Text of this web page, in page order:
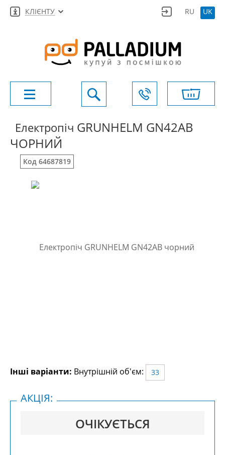
КЛІЄНТУ RU UK
Електропіч GRUNHELM GN42AВ
ЧОРНИЙ
Код 64687819
Інші варіанти: Внутрішній об'єм: 33
ОЧІКУЄТЬСЯ
АКЦІЯ: